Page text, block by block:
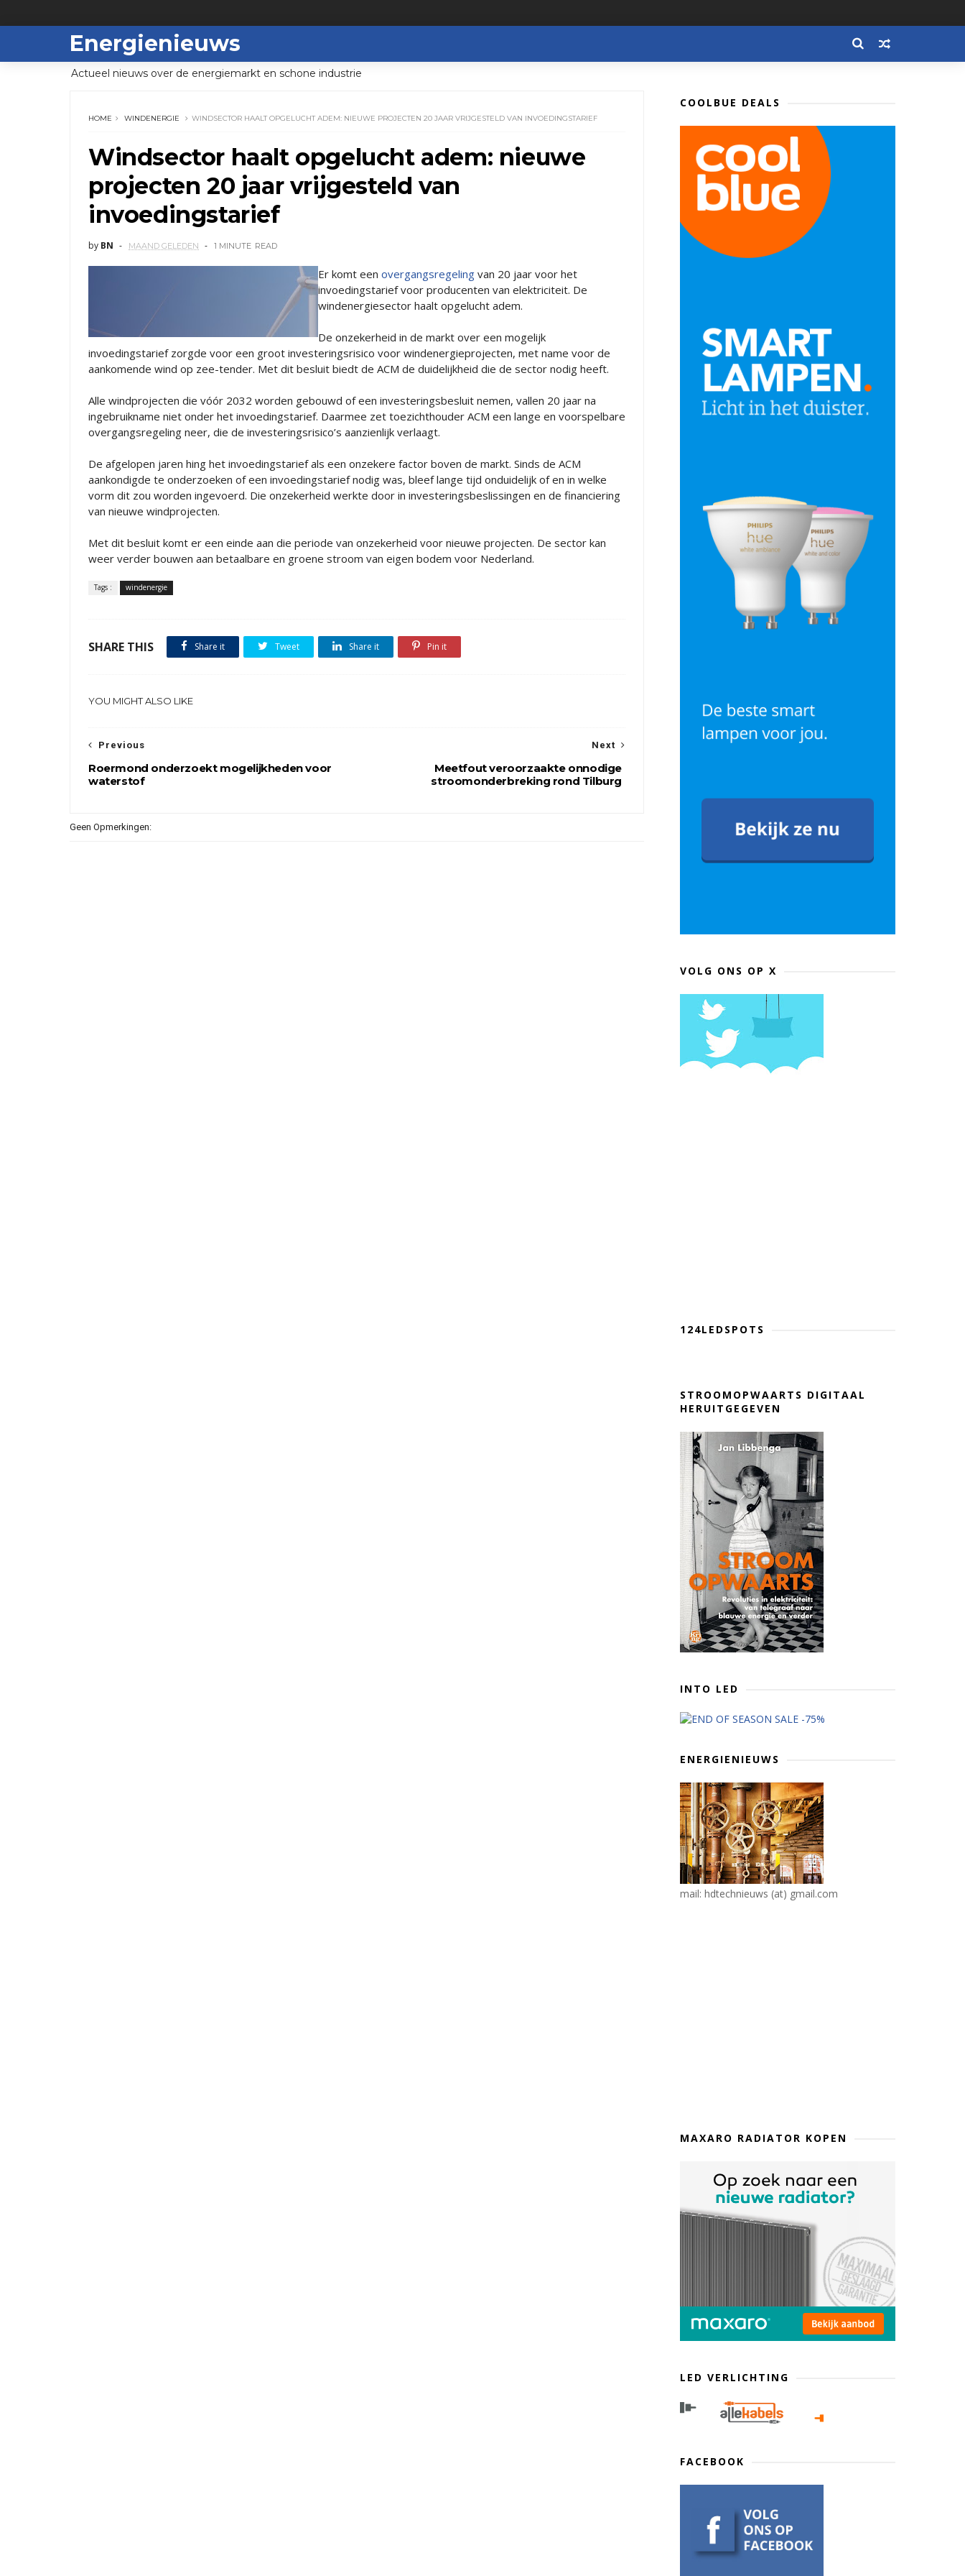
Energienieuws
Actueel nieuws over de energiemarkt en schone industrie
HOME WINDENERGIE WINDSECTOR HAALT OPGELUCHT ADEM: NIEUWE PROJECTEN 20 JAAR VRIJGESTELD VAN INVOEDINGSTARIEF
Windsector haalt opgelucht adem: nieuwe
projecten 20 jaar vrijgesteld van
invoedingstarief
by BN MAAND GELEDEN 1 MINUTE READ
Er komt een overgangsregeling van 20 jaar voor het
invoedingstarief voor producenten van elektriciteit. De
windenergiesector haalt opgelucht adem.
De onzekerheid in de markt over een mogelijk
invoedingstarief zorgde voor een groot investeringsrisico voor windenergieprojecten, met name voor de
aankomende wind op zee-tender. Met dit besluit biedt de ACM de duidelijkheid die de sector nodig heeft.
Alle windprojecten die vóór 2032 worden gebouwd of een investeringsbesluit nemen, vallen 20 jaar na
ingebruikname niet onder het invoedingstarief. Daarmee zet toezichthouder ACM een lange en voorspelbare
overgangsregeling neer, die de investeringsrisico’s aanzienlijk verlaagt.
De afgelopen jaren hing het invoedingstarief als een onzekere factor boven de markt. Sinds de ACM
aankondigde te onderzoeken of een invoedingstarief nodig was, bleef lange tijd onduidelijk of en in welke
vorm dit zou worden ingevoerd. Die onzekerheid werkte door in investeringsbeslissingen en de financiering
van nieuwe windprojecten.
Met dit besluit komt er een einde aan die periode van onzekerheid voor nieuwe projecten. De sector kan
weer verder bouwen aan betaalbare en groene stroom van eigen bodem voor Nederland.
Tags : windenergie
SHARE THIS Share it Tweet Share it Pin it
YOU MIGHT ALSO LIKE
Next
Meetfout veroorzaakte onnodige
stroomonderbreking rond Tilburg
Previous
Roermond onderzoekt mogelijkheden voor
waterstof
Geen Opmerkingen:
COOLBUE DEALS
VOLG ONS OP X
124LEDSPOTS
STROOMOPWAARTS DIGITAAL
HERUITGEGEVEN
INTO LED
ENERGIENIEUWS
mail: hdtechnieuws (at) gmail.com
MAXARO RADIATOR KOPEN
LED VERLICHTING
FACEBOOK